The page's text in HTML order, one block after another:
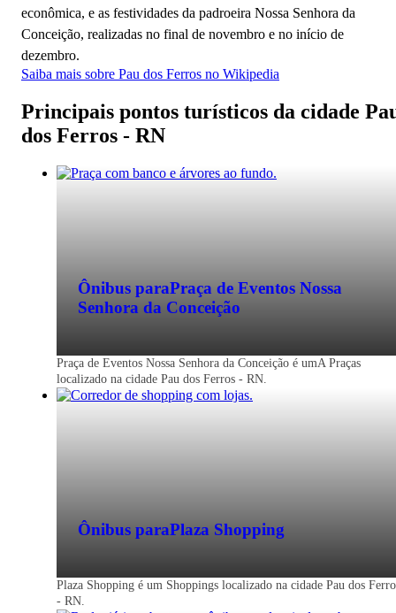
Pau dos Ferros - RN
dos Ferros - RN. Reserve agora, online e
rodoviária.
econômica, e as festividades da padroeira Nossa Senhora da
Conceição, realizadas no final de novembro e no início de
dezembro.
Saiba mais sobre Pau dos Ferros no Wikipedia
Principais pontos turísticos da cidade
dos Ferros - RN
Ônibus paraPraça de Eventos Nossa
Senhora da Conceição
Praça de Eventos Nossa Senhora da Conceição é umA Praças
localizado na cidade Pau dos Ferros - RN.
Ônibus paraPlaza Shopping
Plaza Shopping é um Shoppings localizado na cidade Pau dos
- RN.